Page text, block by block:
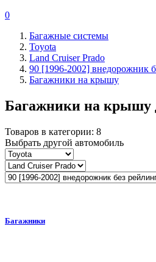
0
Багажные системы
Toyota
Land Cruiser Prado
90 [1996-2002] внедорожник
Багажники на крышу
Багажники на крышу
Товаров в категории: 8
Выбрать другой автомобиль
Багажники